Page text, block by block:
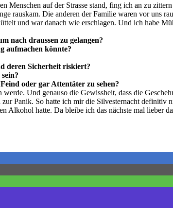
Menschen auf der Strasse stand, fing ich an zu
rauskam. Die anderen der Familie waren vor uns
und war danach wie erschlagen. Und ich habe
nach draussen zu gelangen?
aufmachen könnte?
deren Sicherheit riskiert?
oder gar Attentäter zu sehen?
Und genauso die Gewissheit, dass die
Panik. So hatte ich mir die Silvesternacht definitiv
hatte. Da bleibe ich das nächste mal lieber